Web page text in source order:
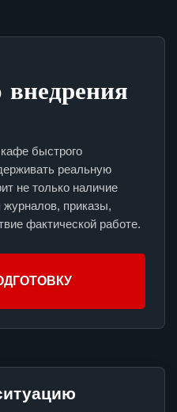
быстрого
реальную
не только наличие
журналов, приказы,
фактической работе.